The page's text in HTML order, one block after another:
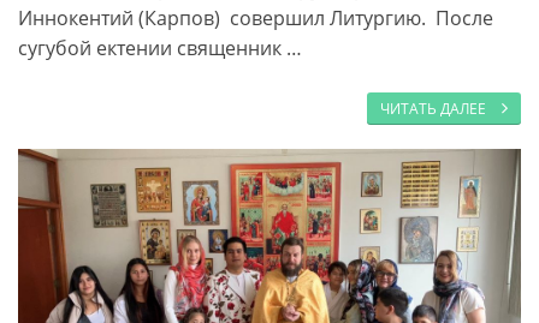
Иннокентий (Карпов) совершил Литургию. После
сугубой ектении священник …
ЧИТАТЬ ДАЛЕЕ